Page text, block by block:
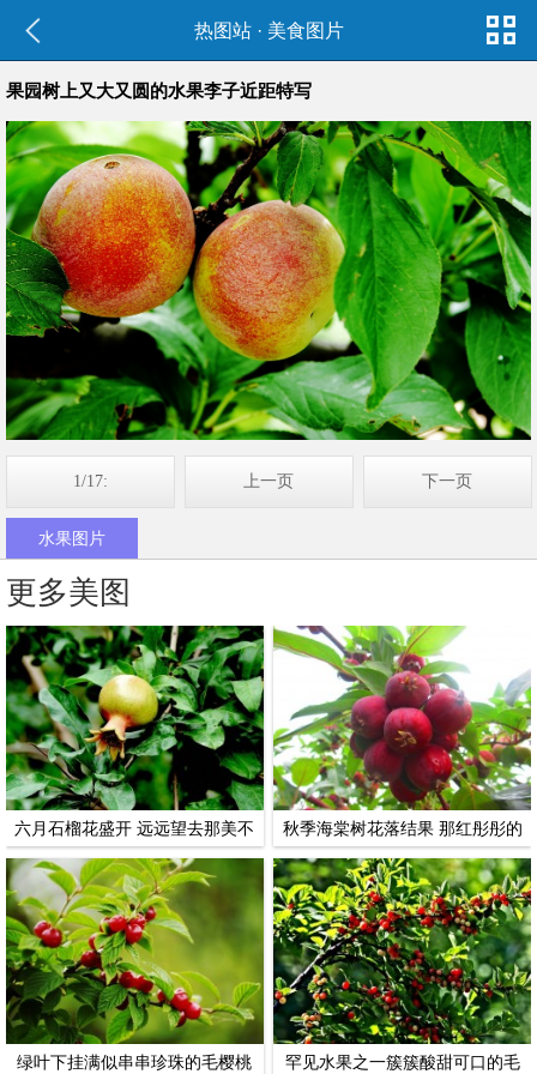
热图站· 美食图片
果园树上又大又圆的水果李子近距特写
1/17: 上一页 下一页
水果图片
更多美图
六月石榴花盛开 远远望去那美不
胜收的花朵像一个个小喇叭
秋季海棠树花落结果 那红彤彤的
果实像孩子圆圆的脸蛋可爱极了
绿叶下挂满似串串珍珠的毛樱桃 罕见水果之一簇簇酸甜可口的毛